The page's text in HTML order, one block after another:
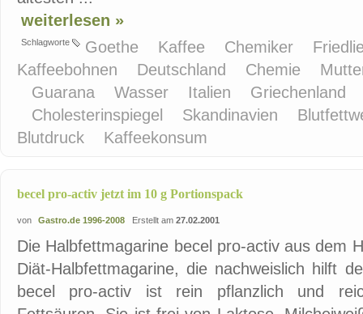
weiterlesen »
Schlagworte Goethe Kaffee Chemiker
Kaffeebohnen
Deutschland Chemie
Guarana
Wasser Italien
Griechenland
Cholesterinspiegel
Skandinavien
Blutdruck
Kaffeekonsum
becel pro-activ jetzt im 10 g Portionspack
von Gastro.de 1996-2008 Erstellt am 27.02.2001
Die Halbfettmagarine becel pro-activ aus dem
Diät-Halbfettmagarine, die nachweislich hilft
becel pro-activ ist rein pflanzlich und